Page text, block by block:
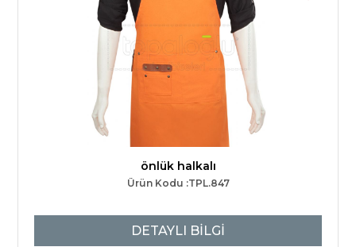
önlük halkalı
Ürün Kodu :TPL.847
DETAYLI BİLGİ